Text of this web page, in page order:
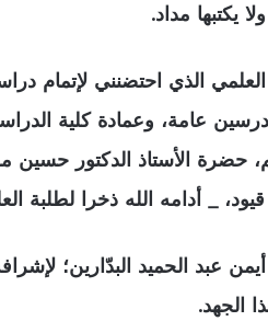
يكتبها مداد.
الذي احتضنني لإتمام
عامة، وعمادة كلية
حضرة الأستاذ الدكتور حسين
_ أدامه الله ذخرا لطلبة
عبد الحميد البدّارين؛
الجهد.